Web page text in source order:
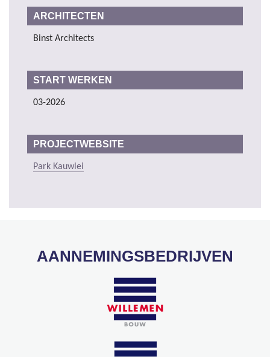
ARCHITECTEN
Binst Architects
START WERKEN
03-2026
PROJECTWEBSITE
Park Kauwlei
AANNEMINGSBEDRIJVEN